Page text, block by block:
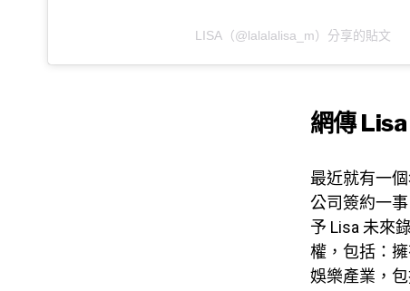
LISA（@lalalalisa_m）分享的貼文
網傳
最近就有一
公司簽約一
予 Lisa 未來
權，包括：
娛樂產業，